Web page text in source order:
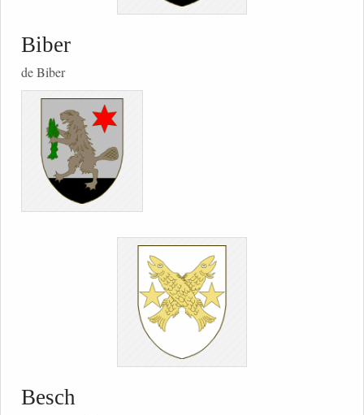
Biber
de Biber
Besch